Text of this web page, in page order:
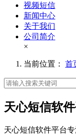
视频短信
新闻中心
关于我们
公司简介
×
当前位置： 首
天心短信软
天心短信软件平台